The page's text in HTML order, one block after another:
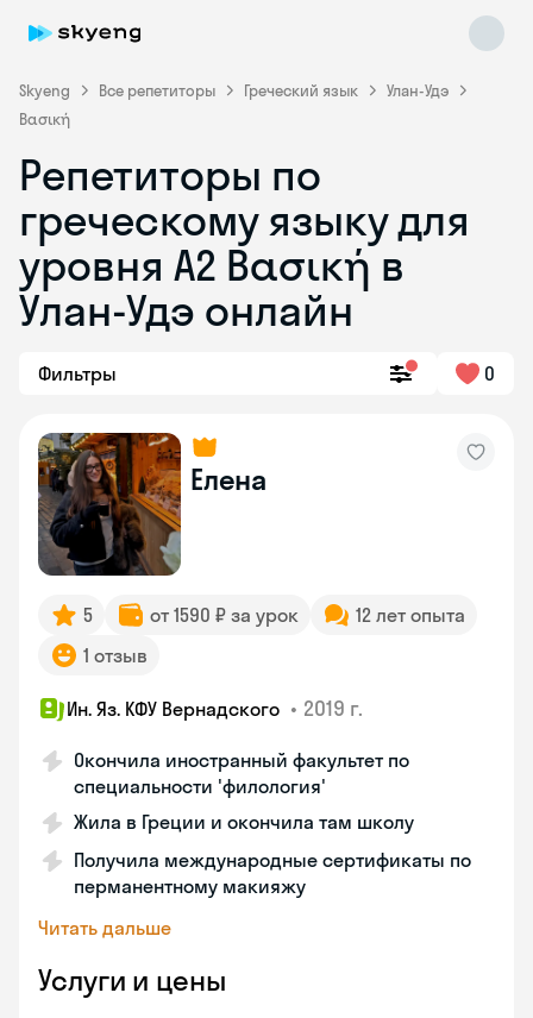
Skyeng Все репетиторы Греческий язык
Улан-Удэ
Βασική
Репетиторы по
греческому языку для
уровня Α2 Βασική в
Улан-Удэ онлайн
Фильтры 0
Елена
5 от 1590 ₽ за урок
12 лет опыта
1 отзыв
Ин. Яз. КФУ Вернадского • 2019 г.
Окончила иностранный факультет по
специальности 'филология'
Жила в Греции и окончила там школу
Получила международные сертификаты по
перманентному макияжу
Читать дальше
Услуги и цены
Skyeng Chat
online